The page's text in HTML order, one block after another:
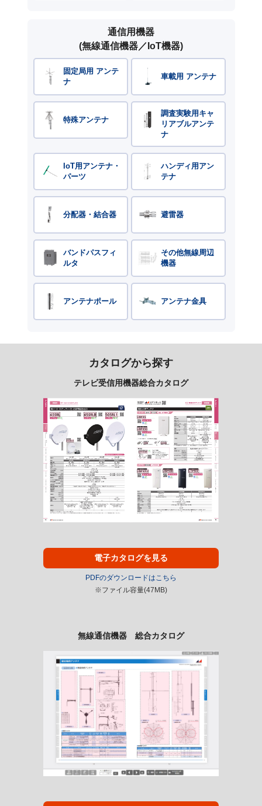
通信用機器
(無線通信機器／IoT機器)
固定局用 アンテ
ナ
車載用 アンテナ
特殊アンテナ
調査実験用キャ
リアブルアンテ
ナ
IoT用アンテナ・
パーツ
ハンディ用アン
テナ
分配器・結合器 避雷器
バンドパスフィ
ルタ
その他無線周辺
機器
アンテナポール アンテナ金具
カタログから探す
テレビ受信用機器総合カタログ
電子カタログを見る
PDFのダウンロードはこちら
※ファイル容量(47MB)
無線通信機器 総合カタログ